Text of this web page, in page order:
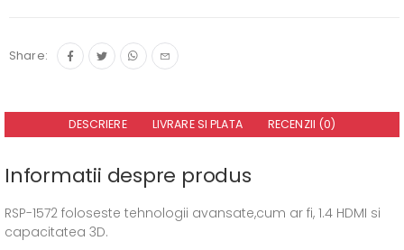
Share:
DESCRIERE LIVRARE SI PLATA RECENZII (0)
Informatii despre produs
RSP-1572 foloseste tehnologii avansate,cum ar fi, 1.4 HDMI si
capacitatea 3D.